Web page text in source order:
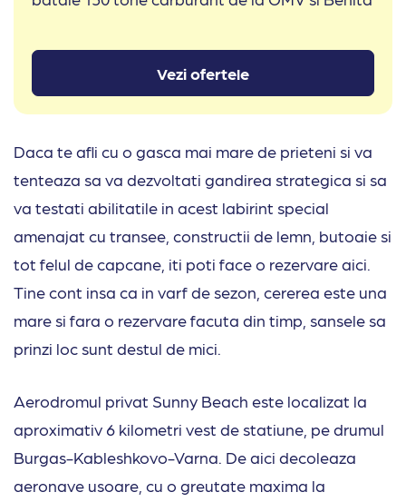
Vezi ofertele
Daca te afli cu o gasca mai mare de prieteni si va
tenteaza sa va dezvoltati gandirea strategica si sa
va testati abilitatile in acest labirint special
amenajat cu transee, constructii de lemn, butoaie si
tot felul de capcane, iti poti face o rezervare aici.
Tine cont insa ca in varf de sezon, cererea este una
mare si fara o rezervare facuta din timp, sansele sa
prinzi loc sunt destul de mici.
Aerodromul privat Sunny Beach este localizat la
aproximativ 6 kilometri vest de statiune, pe drumul
Burgas-Kableshkovo-Varna. De aici decoleaza
aeronave usoare, cu o greutate maxima la